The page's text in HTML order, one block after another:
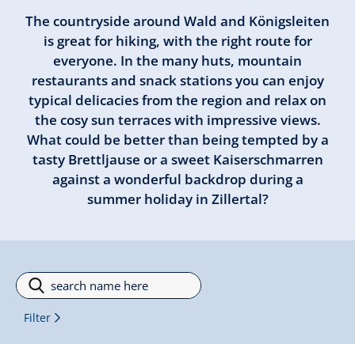
The countryside around Wald and Königsleiten
is great for hiking, with the right route for
everyone. In the many huts, mountain
restaurants and snack stations you can enjoy
typical delicacies from the region and relax on
the cosy sun terraces with impressive views.
What could be better than being tempted by a
tasty Brettljause or a sweet Kaiserschmarren
against a wonderful backdrop during a
summer holiday in Zillertal?
Filter